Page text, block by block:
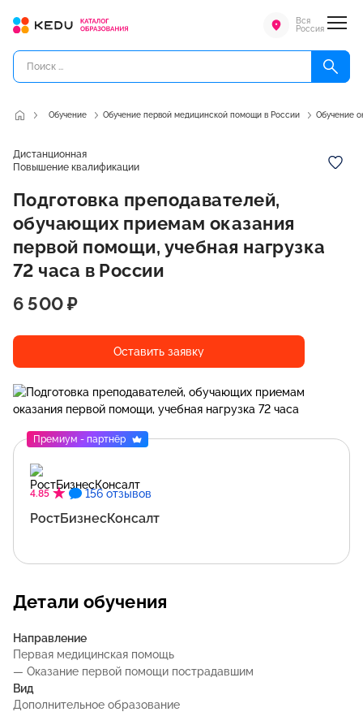
Вся
Россия
Обучение Обучение первой медицинской помощи в России Обучение
Дистанционная
Повышение квалификации
Подготовка преподавателей,
обучающих приемам оказания
первой помощи, учебная нагрузка
72 часа в России
6 500 ₽
Оставить заявку
4.85 156 отзывов
РостБизнесКонсалт
Премиум - партнёр
Детали обучения
Направление
Первая медицинская помощь
— Оказание первой помощи пострадавшим
Вид
Дополнительное образование